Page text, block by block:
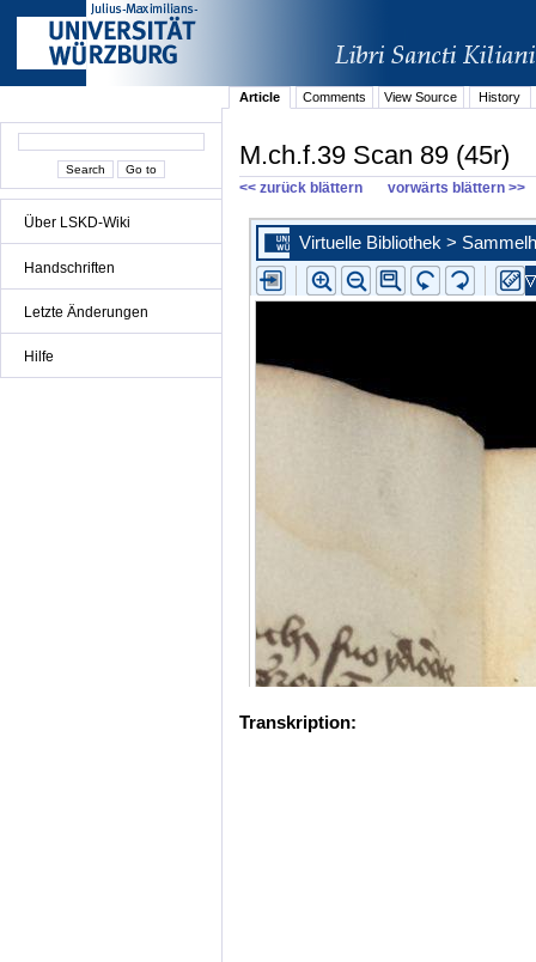
Über LSKD-Wiki
Handschriften
Letzte Änderungen
Hilfe
Article Comments View Source History
M.ch.f.39 Scan 89 (45r)
<< zurück blättern vorwärts blättern >>
Transkription: